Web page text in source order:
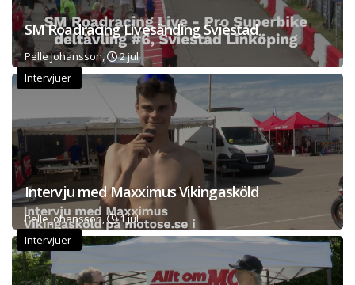
SM Roadracing Livesänding Sviestad
Pelle Johansson,
2 jul
Intervjuer
Intervju med Maxximus Vikingasköld
Pelle Johansson,
1 jul
Intervjuer